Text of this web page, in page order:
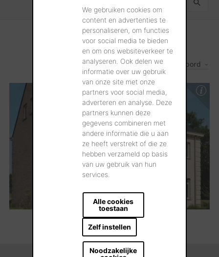
We gebruiken cookies om
content en advertenties te
personaliseren, om functies
voor social media te bieden
en om ons websiteverkeer te
analyseren. Ook delen we
informatie over uw gebruik
van onze site met onze
partners voor social media,
adverteren en analyse. Deze
partners kunnen deze
gegevens combineren met
andere informatie die u aan
ze heeft verstrekt of die ze
hebben verzameld op basis
van uw gebruik van hun
services.
Alle cookies
toestaan
Zelf instellen
Noodzakelijke
Résultats Les plus récents d'abord